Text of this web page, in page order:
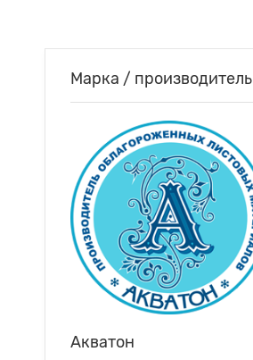
Марка / производитель
Акватон